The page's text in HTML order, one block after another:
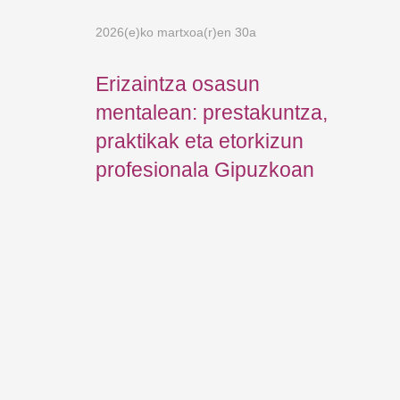
2026(e)ko martxoa(r)en 30a
Erizaintza osasun
mentalean: prestakuntza,
praktikak eta etorkizun
profesionala Gipuzkoan